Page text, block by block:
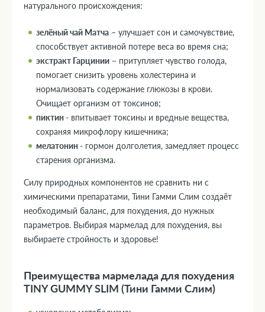
натурального происхождения:
зелёный чай Матча – улучшает сон и самочувствие,
способствует активной потере веса во время сна;
экстракт Гарцинии – притупляет чувство голода,
помогает снизить уровень холестерина и
нормализовать содержание глюкозы в крови.
Очищает организм от токсинов;
пиктин - впитывает токсины и вредные вещества,
сохраняя микрофлору кишечника;
мелатонин - гормон долголетия, замедляет процесс
старения организма.
Силу природных компонентов не сравнить ни с
химическими препаратами, Тини Гамми Слим создаёт
необходимый баланс, для похудения, до нужных
параметров. Выбирая мармелад для похудения, вы
выбираете стройность и здоровье!
Преимущества мармелада для похудения
TINY GUMMY SLIM (Тини Гамми Слим)